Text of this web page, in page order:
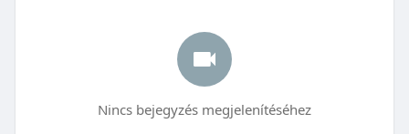
Nincs bejegyzés megjelenítéséhez